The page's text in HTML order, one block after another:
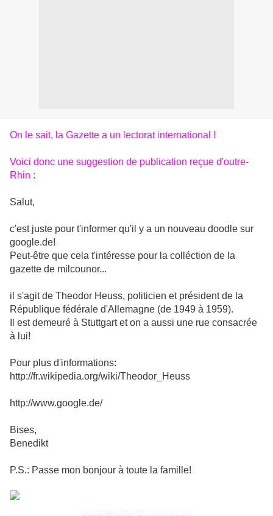
On le sait, la Gazette a un lectorat international !
Voici donc une suggestion de publication reçue d'outre-
Rhin :
Salut,
c'est juste pour t'informer qu'il y a un nouveau doodle sur
google.de!
Peut-être que cela t'intéresse pour la colléction de la
gazette de milcounor...
il s'agit de Theodor Heuss, politicien et président de la
République fédérale d'Allemagne (de 1949 à 1959).
Il est demeuré à Stuttgart et on a aussi une rue consacrée
à lui!
Pour plus d'informations:
http://fr.wikipedia.org/wiki/Theodor_Heuss
http://www.google.de/
Bises,
Benedikt
P.S.: Passe mon bonjour à toute la famille!